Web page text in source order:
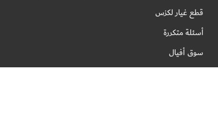
قطع غيار لكزس
أسئلة متكررة
سوق أفيال